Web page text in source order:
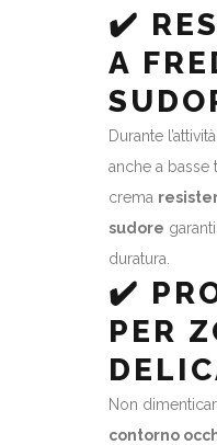
✔️
A
Durante
anche a basse
crema
sudore
duratura.
✔️
PER
Non
contorno